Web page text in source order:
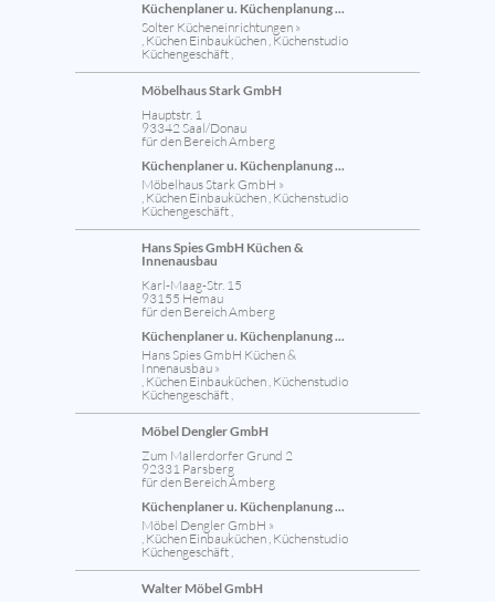
Küchenplaner u. Küchenplanung ...
Solter Kücheneinrichtungen »
, Küchen Einbauküchen , Küchenstudio
Küchengeschäft ,
Möbelhaus Stark GmbH
Hauptstr. 1
93342 Saal/Donau
für den Bereich Amberg
Küchenplaner u. Küchenplanung ...
Möbelhaus Stark GmbH »
, Küchen Einbauküchen , Küchenstudio
Küchengeschäft ,
Hans Spies GmbH Küchen &
Innenausbau
Karl-Maag-Str. 15
93155 Hemau
für den Bereich Amberg
Küchenplaner u. Küchenplanung ...
Hans Spies GmbH Küchen &
Innenausbau »
, Küchen Einbauküchen , Küchenstudio
Küchengeschäft ,
Möbel Dengler GmbH
Zum Mallerdorfer Grund 2
92331 Parsberg
für den Bereich Amberg
Küchenplaner u. Küchenplanung ...
Möbel Dengler GmbH »
, Küchen Einbauküchen , Küchenstudio
Küchengeschäft ,
Walter Möbel GmbH